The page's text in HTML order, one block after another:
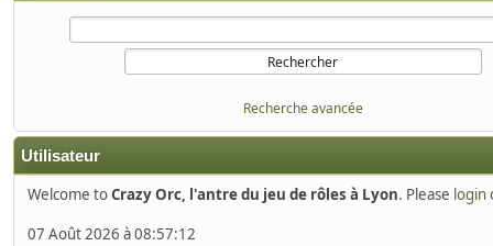
Recherche avancée
Utilisateur
Welcome toCrazy Orc, l'antre du jeu de rôles à Lyon. Please login
07 Août 2026 à 08:57:12